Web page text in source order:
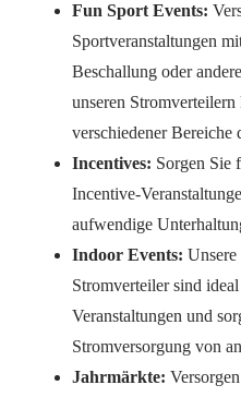
Fun Sport Events:
Sportveranstaltungen
Beschallung oder
unseren
verschiedener Bereiche
Incentives: Sorgen Sie
Incentive-
aufwendige
Indoor Events:
Stromverteiler sind
Veranstaltungen und
Stromversorgung von
Jahrmärkte: